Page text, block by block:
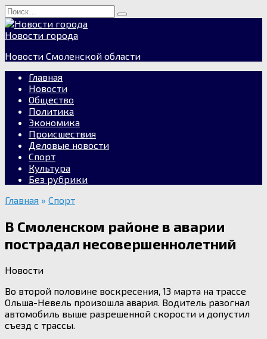
Перейти
к
содержанию
Search
for:
Новости города
Новости Смоленской области
Главная
Новости
Общество
Политика
Экономика
Происшествия
Деловые новости
Спорт
Культура
Без рубрики
Главная » Спорт
В Смоленском районе в аварии
пострадал несовершеннолетний
Новости
Во второй половине воскресения, 13 марта на трассе
Ольша-Невель произошла авария. Водитель разогнал
автомобиль выше разрешенной скорости и допустил
съезд с трассы.